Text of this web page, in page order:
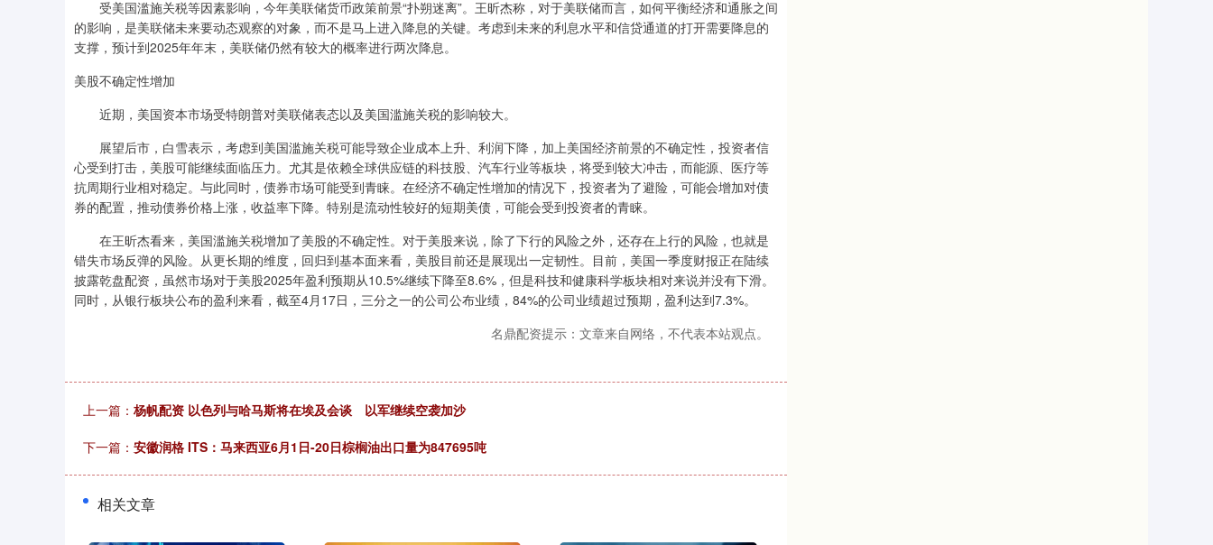
受美国滥施关税等因素影响，今年美联储货币政策前景“扑朔迷离”。王昕杰称，对于美联储而言，如何平衡经济和通胀之间
的影响，是美联储未来要动态观察的对象，而不是马上进入降息的关键。考虑到未来的利息水平和信贷通道的打开需要降息的
支撑，预计到2025年年末，美联储仍然有较大的概率进行两次降息。
美股不确定性增加
近期，美国资本市场受特朗普对美联储表态以及美国滥施关税的影响较大。
展望后市，白雪表示，考虑到美国滥施关税可能导致企业成本上升、利润下降，加上美国经济前景的不确定性，投资者信
心受到打击，美股可能继续面临压力。尤其是依赖全球供应链的科技股、汽车行业等板块，将受到较大冲击，而能源、医疗等
抗周期行业相对稳定。与此同时，债券市场可能受到青睐。在经济不确定性增加的情况下，投资者为了避险，可能会增加对债
券的配置，推动债券价格上涨，收益率下降。特别是流动性较好的短期美债，可能会受到投资者的青睐。
在王昕杰看来，美国滥施关税增加了美股的不确定性。对于美股来说，除了下行的风险之外，还存在上行的风险，也就是
错失市场反弹的风险。从更长期的维度，回归到基本面来看，美股目前还是展现出一定韧性。目前，美国一季度财报正在陆续
披露乾盘配资，虽然市场对于美股2025年盈利预期从10.5%继续下降至8.6%，但是科技和健康科学板块相对来说并没有下滑。
同时，从银行板块公布的盈利来看，截至4月17日，三分之一的公司公布业绩，84%的公司业绩超过预期，盈利达到7.3%。
名鼎配资提示：文章来自网络，不代表本站观点。
上一篇： 杨帆配资 以色列与哈马斯将在埃及会谈 以军继续空袭加沙
下一篇： 安徽润格 ITS：马来西亚6月1日-20日棕榈油出口量为847695吨
相关文章